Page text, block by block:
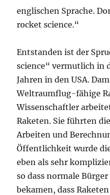
englischen Sprache.
rocket science.“
Entstanden ist der
science“ vermutlich in
Jahren in den USA.
Weltraumflug-fähige
Wissenschaftler
Raketen. Sie führten
Arbeiten und
Öffentlichkeit wurde
eben als sehr
so dass normale
bekamen, dass